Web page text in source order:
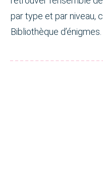
par type et par niveau,
Bibliothèque d’énigmes.